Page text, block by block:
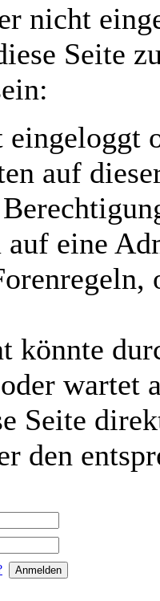
nicht
Seite
auf
auf eine
könnte
wartet
Seite
den